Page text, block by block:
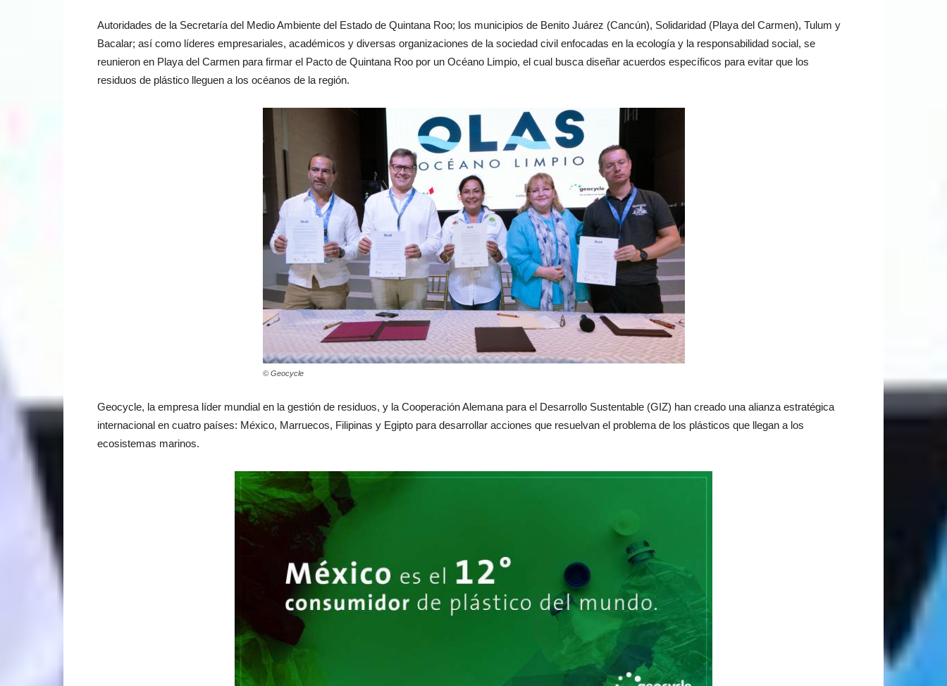
Autoridades de la Secretaría del Medio Ambiente del Estado de Quintana Roo; los municipios de Benito Juárez (Cancún), Solidaridad (Playa del Carmen), Tulum y
Bacalar; así como líderes empresariales, académicos y diversas organizaciones de la sociedad civil enfocadas en la ecología y la responsabilidad social, se
reunieron en Playa del Carmen para firmar el Pacto de Quintana Roo por un Océano Limpio, el cual busca diseñar acuerdos específicos para evitar que los
residuos de plástico lleguen a los océanos de la región.
© Geocycle
Geocycle, la empresa líder mundial en la gestión de residuos, y la Cooperación Alemana para el Desarrollo Sustentable (GIZ) han creado una alianza estratégica
internacional en cuatro países: México, Marruecos, Filipinas y Egipto para desarrollar acciones que resuelvan el problema de los plásticos que llegan a los
ecosistemas marinos.